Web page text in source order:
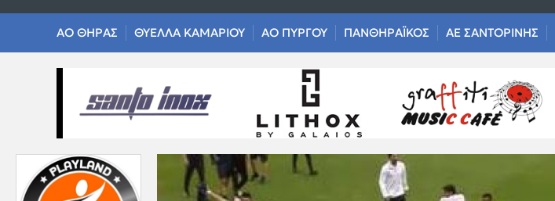
ΑΟ ΘΗΡΑΣ ΘΥΕΛΛΑ ΚΑΜΑΡΙΟΥ ΑΟ ΠΥΡΓΟΥ ΠΑΝΘΗΡΑΪΚΟΣ ΑΕ ΣΑΝΤΟΡΙΝΗΣ